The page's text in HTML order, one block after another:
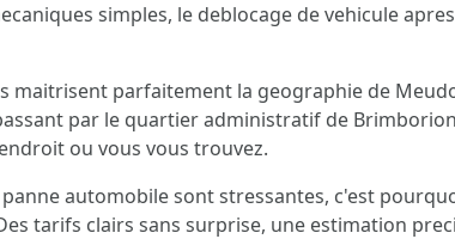
simples, le deblocage de vehicule
maitrisent parfaitement la geographie de
par le quartier administratif de
ou vous vous trouvez.
automobile sont stressantes, c'est
tarifs clairs sans surprise, une estimation